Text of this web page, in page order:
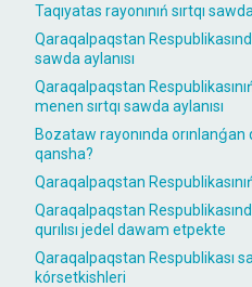
Taqıyatas rayonınıń sırtqı
Qaraqalpaqstan
sawda aylanısı
Qaraqalpaqstan
menen sırtqı sawda aylanısı
Bozataw rayonında orınlanǵan
qansha?
Qaraqalpaqstan
Qaraqalpaqstan
qurılısı jedel dawam etpekte
Qaraqalpaqstan Respublikası
kórsetkishleri